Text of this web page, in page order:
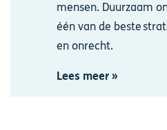
mensen. Duurzaam
één van de beste
en onrecht.
Lees meer »